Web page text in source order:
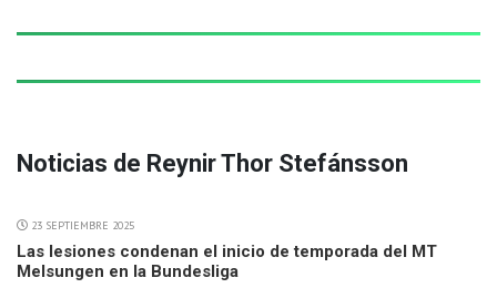
Noticias de Reynir Thor Stefánsson
23 SEPTIEMBRE 2025
Las lesiones condenan el inicio de temporada del MT
Melsungen en la Bundesliga